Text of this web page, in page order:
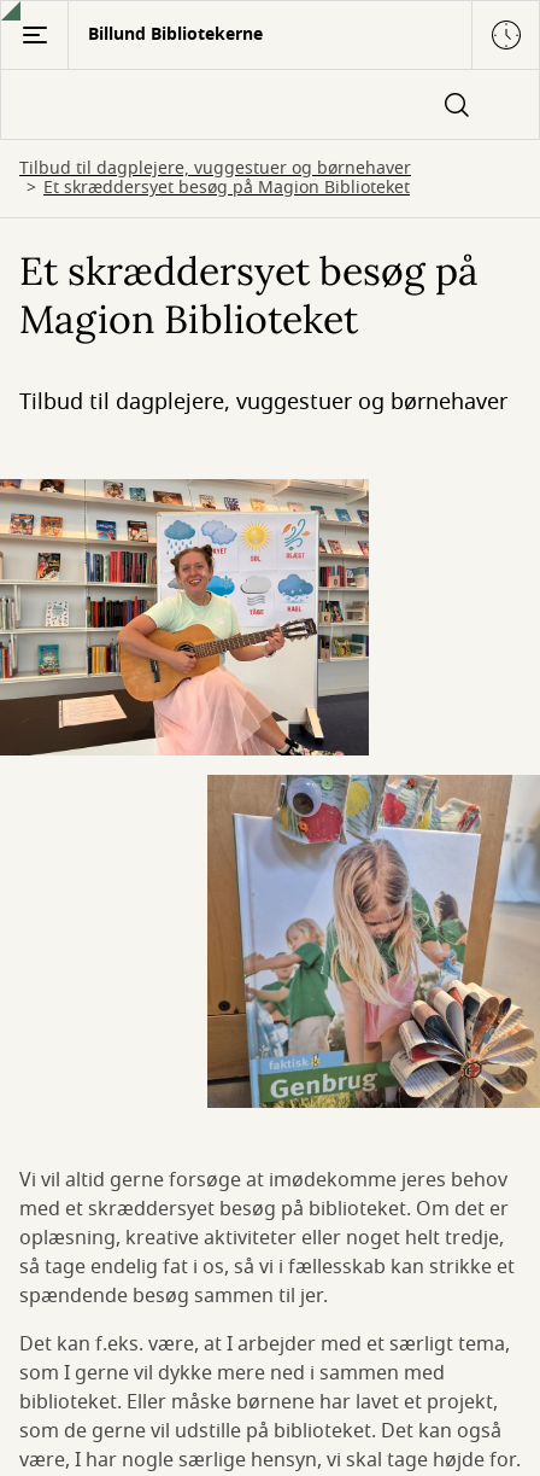
Gå
hovedindhold
Billund Bibliotekerne
Tilbud til dagplejere, vuggestuer og børnehaver
Et skræddersyet besøg på Magion Biblioteket
Et skræddersyet besøg på
Magion Biblioteket
Tilbud til dagplejere, vuggestuer og børnehaver
Vi vil altid gerne forsøge at imødekomme jeres behov
med et skræddersyet besøg på biblioteket. Om det er
oplæsning, kreative aktiviteter eller noget helt tredje,
så tage endelig fat i os, så vi i fællesskab kan strikke et
spændende besøg sammen til jer.
Det kan f.eks. være, at I arbejder med et særligt tema,
som I gerne vil dykke mere ned i sammen med
biblioteket. Eller måske børnene har lavet et projekt,
som de gerne vil udstille på biblioteket. Det kan også
være, I har nogle særlige hensyn, vi skal tage højde for.